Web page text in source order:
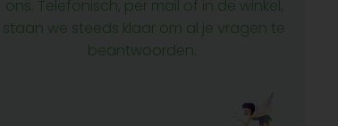
ons. Telefonisch, per mail of in de winkel,
staan we steeds klaar om al je vragen te
beantwoorden.